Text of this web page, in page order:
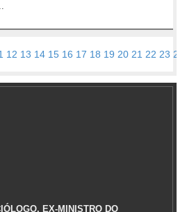
12 13 14 15 16 17 18 19 20 21 22 23 24
EX-MINISTRO DO